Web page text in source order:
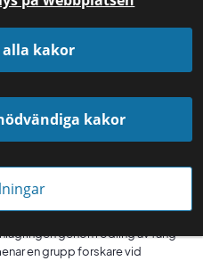
kakor
kakor
genom odling av fång-
en grupp forskare vid